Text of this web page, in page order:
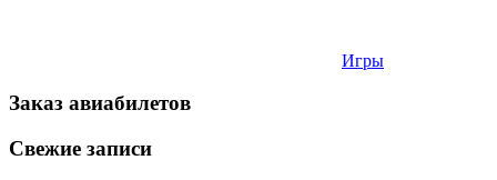
Игры
Заказ авиабилетов
Свежие записи